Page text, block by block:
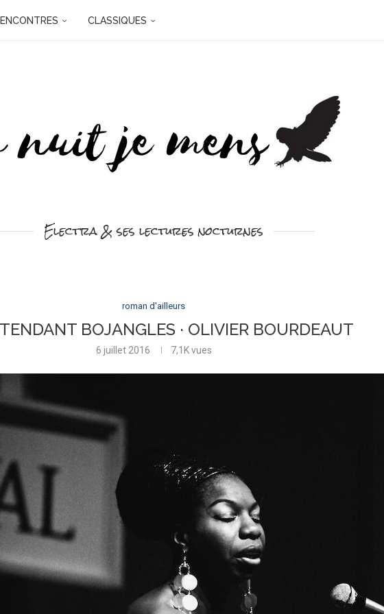
CLASSIQUES
Electra & ses lectures nocturnes
roman d'ailleurs
BOJANGLES · OLIVIER BOURDEAUT
6 juillet 2016 7,1Kvues